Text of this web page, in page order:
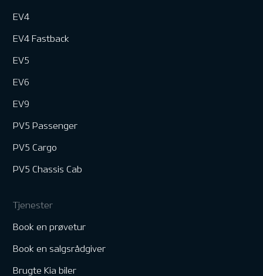
EV4
EV4 Fastback
EV5
EV6
EV9
PV5 Passenger
PV5 Cargo
PV5 Chassis Cab
Tjenester
Book en prøvetur
Book en salgsrådgiver
Brugte Kia biler